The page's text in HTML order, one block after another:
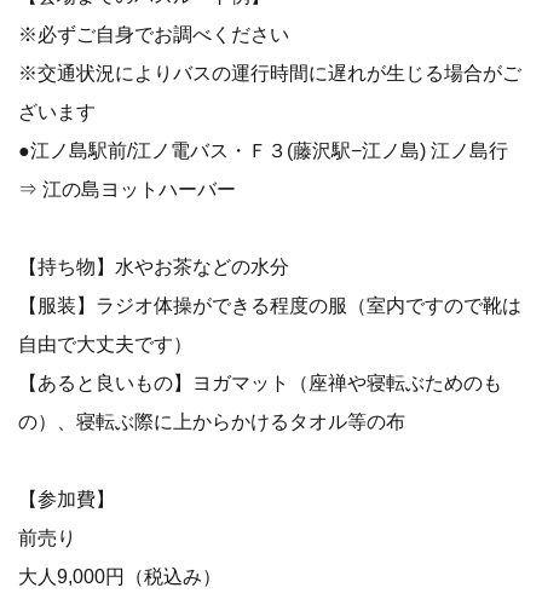
※必ずご自身でお調べください
※交通状況によりバスの運行時間に遅れが生じる場合がご
ざいます
●江ノ島駅前/江ノ電バス・Ｆ３(藤沢駅−江ノ島) 江ノ島行
⇒ 江の島ヨットハーバー
【持ち物】水やお茶などの水分
【服装】ラジオ体操ができる程度の服（室内ですので靴は
自由で大丈夫です）
【あると良いもの】ヨガマット（座禅や寝転ぶためのも
の）、寝転ぶ際に上からかけるタオル等の布
【参加費】
前売り
大人9,000円（税込み）